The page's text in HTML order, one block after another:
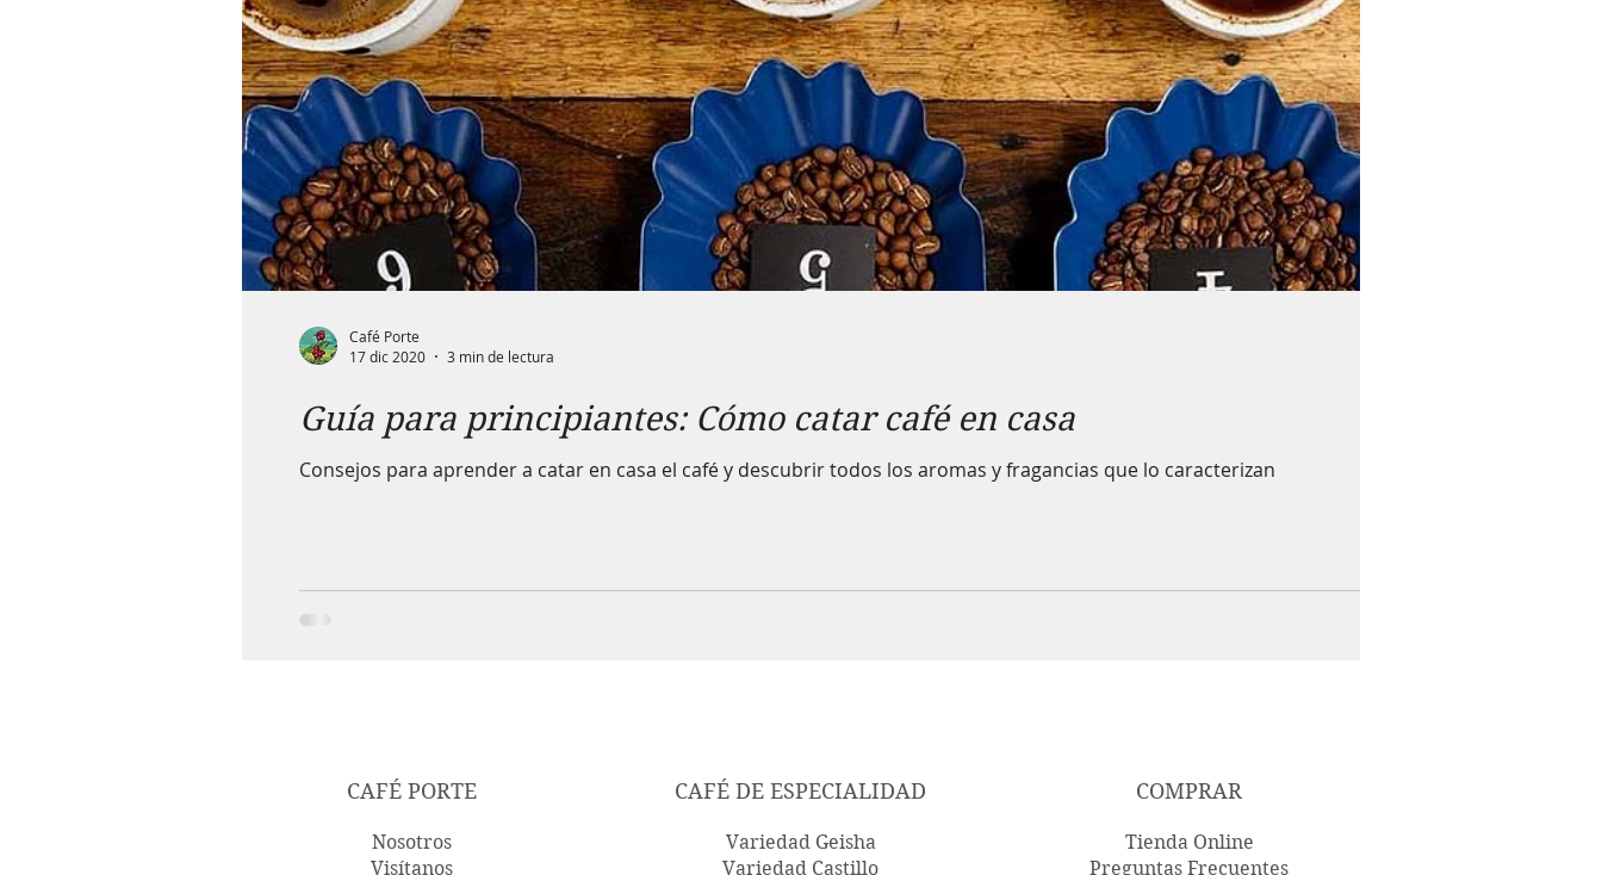
Guía para principiantes: Cómo catar café en casa
Consejos para aprender a catar en casa el café y descubrir todos los aromas y fragancias que lo caracterizan
Café Porte
17 dic 2020
3 min de lectura
CAFÉ PORTE
Nosotros
Visítanos
CAFÉ DE ESPECIALIDAD
Variedad Geisha
Variedad Castillo
COMPRAR
Tienda Online
Preguntas Frecuentes